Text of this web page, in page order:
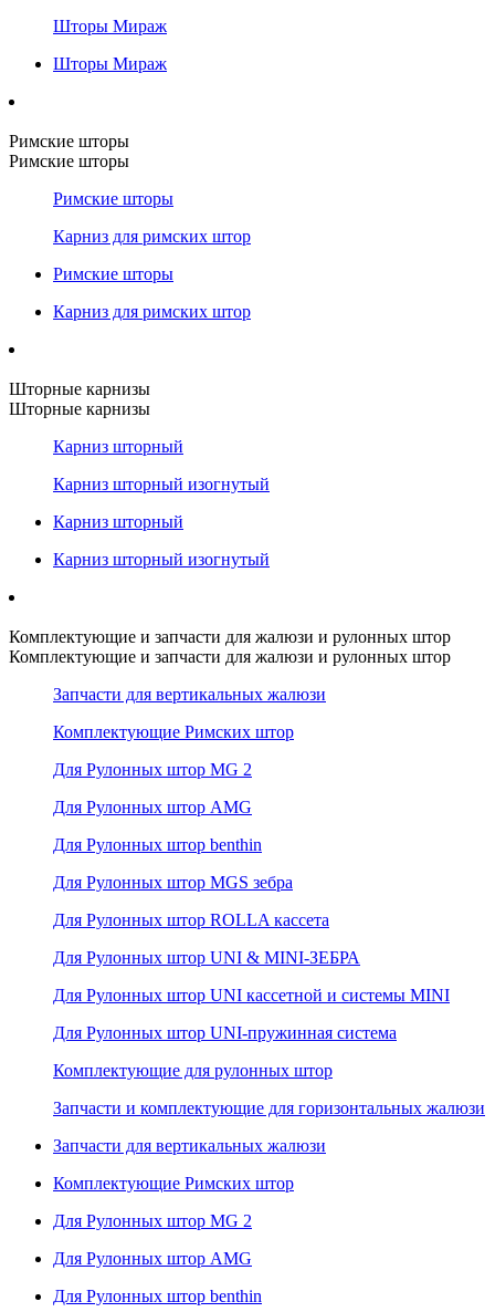
Шторы Мираж
Шторы Мираж
Римские шторы
Римские шторы
Римские шторы
Карниз для римских штор
Римские шторы
Карниз для римских штор
Шторные карнизы
Шторные карнизы
Карниз шторный
Карниз шторный изогнутый
Карниз шторный
Карниз шторный изогнутый
Комплектующие и запчасти для жалюзи и рулонных штор
Комплектующие и запчасти для жалюзи и рулонных штор
Запчасти для вертикальных жалюзи
Комплектующие Римских штор
Для Рулонных штор MG 2
Для Рулонных штор AMG
Для Рулонных штор benthin
Для Рулонных штор MGS зебра
Для Рулонных штор ROLLA кассета
Для Рулонных штор UNI & MINI-ЗЕБРА
Для Рулонных штор UNI кассетной и системы MINI
Для Рулонных штор UNI-пружинная система
Комплектующие для рулонных штор
Запчасти и комплектующие для горизонтальных жалюзи
Запчасти для вертикальных жалюзи
Комплектующие Римских штор
Для Рулонных штор MG 2
Для Рулонных штор AMG
Для Рулонных штор benthin